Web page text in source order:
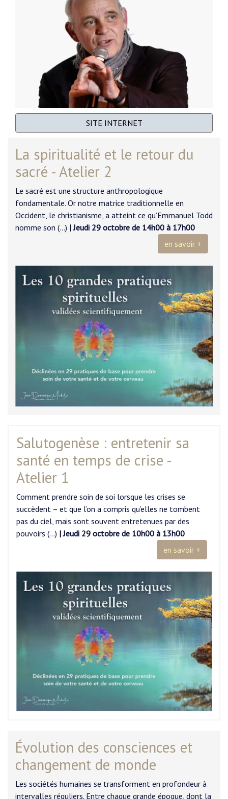
SITE INTERNET
La spiritualité et le retour du
sacré - Atelier 2
Le sacré est une structure anthropologique
fondamentale. Or notre matrice traditionnelle en
Occident, le christianisme, a atteint ce qu’Emmanuel Todd
nomme son (…) | Jeudi 29 octobre de 14h00 à 17h00
en savoir +
Salutogenèse : entretenir sa
santé en temps de crise -
Atelier 1
Comment prendre soin de soi lorsque les crises se
succèdent – et que l’on a compris qu’elles ne tombent
pas du ciel, mais sont souvent entretenues par des
pouvoirs (…) | Jeudi 29 octobre de 10h00 à 13h00
en savoir +
Évolution des consciences et
changement de monde
Les sociétés humaines se transforment en profondeur à
intervalles réguliers. Entre chaque grande époque, dont la